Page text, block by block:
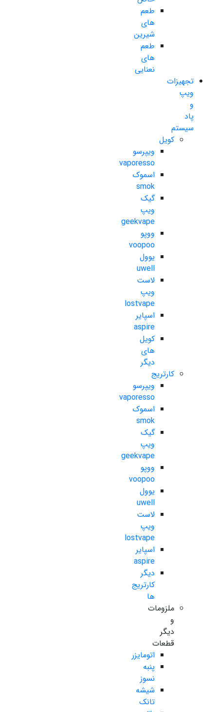
طعم
های
شیرین
طعم
های
نعنایی
تجهیزات
ویپ
و
پاد
سیستم
کویل
ویپرسو
vaporesso
اسموک
smok
گیک
ویپ
geekvape
ووپو
voopoo
یوول
uwell
لاست
ویپ
lostvape
اسپایر
aspire
کویل
های
دیگر
کارتریج
ویپرسو
vaporesso
اسموک
smok
گیک
ویپ
geekvape
ووپو
voopoo
یوول
uwell
لاست
ویپ
lostvape
اسپایر
aspire
دیگر
کارتریج
ها
ملزومات
و
دیگر
قطعات
اتومایزر
پنبه
نسوز
شیشه
تانک